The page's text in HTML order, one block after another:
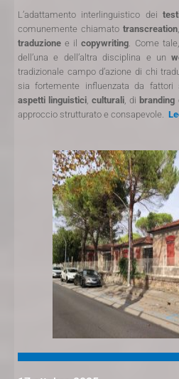
L’adattamento interlinguistico dei
comunemente chiamato transcreation
traduzione e ilcopywriting. Come
dell’una e dell’altra disciplina e un
tradizionale campo d’azione di chi
sia fortemente influenzata da
aspetti linguistici,culturali, di branding
approccio strutturato e consapevole.